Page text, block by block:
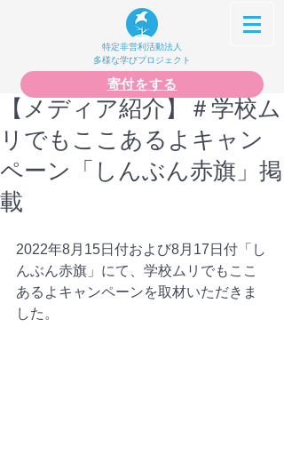
特定非営利活動法人
多様な学びプロジェクト
寄付をする
【メディア紹介】＃学校ム
リでもここあるよキャン
ペーン「しんぶん赤旗」掲
載
2022年8月15日付および8月17日付「し
んぶん赤旗」にて、学校ムリでもここ
あるよキャンペーンを取材いただきま
した。